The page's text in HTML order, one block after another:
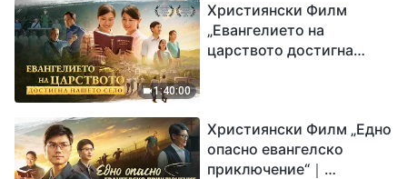
1:40:00
Християнски Филм
„Евангелието на
царството достигна
Християнски Филм „Едно
опасно евангелско
приключение“｜